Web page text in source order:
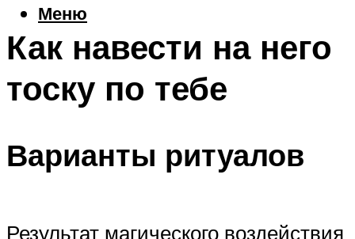
Меню
Как навести на него
тоску по тебе
Варианты ритуалов
Результат магического воздействия